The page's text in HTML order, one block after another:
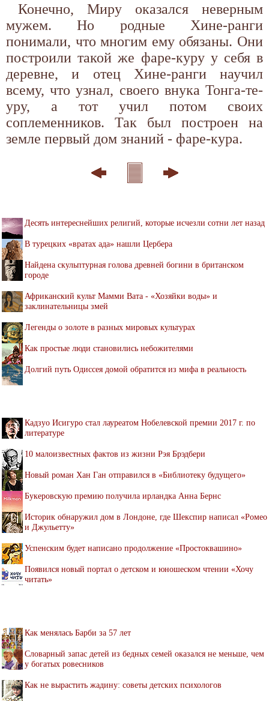
Конечно, Миру оказался неверным
мужем. Но родные Хине-ранги
понимали, что многим ему обязаны. Они
построили такой же фаре-куру у себя в
деревне, и отец Хине-ранги научил
всему, что узнал, своего внука Тонга-те-
уру, а тот учил потом своих
соплеменников. Так был построен на
земле первый дом знаний - фаре-кура.
Десять интереснейших религий, которые исчезли сотни лет назад
В турецких «вратах ада» нашли Цербера
Найдена скульптурная голова древней богини в британском
городе
Африканский культ Мамми Вата - «Хозяйки воды» и
заклинательницы змей
Легенды о золоте в разных мировых культурах
Как простые люди становились небожителями
Долгий путь Одиссея домой обратится из мифа в реальность
Кадзуо Исигуро стал лауреатом Нобелевской премии 2017 г. по
литературе
10 малоизвестных фактов из жизни Рэя Брэдбери
Новый роман Хан Ган отправился в «Библиотеку будущего»
Букеровскую премию получила ирландка Анна Бернс
Историк обнаружил дом в Лондоне, где Шекспир написал «Ромео
и Джульетту»
Успенским будет написано продолжение «Простоквашино»
Появился новый портал о детском и юношеском чтении «Хочу
читать»
Как менялась Барби за 57 лет
Словарный запас детей из бедных семей оказался не меньше, чем
у богатых ровесников
Как не вырастить жадину: советы детских психологов